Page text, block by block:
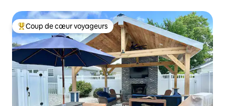
Coups de cœur voyageurs les plus appréciés
Coup de cœur voyageurs